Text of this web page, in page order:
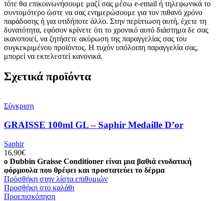
τότε θα επικοινωνήσουμε μαζί σας μέσω e-email ή τηλεφωνικά το
συντομότερο ώστε να σας ενημερώσουμε για τον πιθανό χρόνο
παράδοσης ή για οτιδήποτε άλλο. Στην περίπτωση αυτή, έχετε τη
δυνατότητα, εφόσον κρίνετε ότι το χρονικό αυτό διάστημα δε σας
ικανοποιεί, να ζητήσετε ακύρωση της παραγγελίας σας του
συγκεκριμένου προϊόντος. Η τυχόν υπόλοιπη παραγγελία σας,
μπορεί να εκτελεστεί κανονικά.
Σχετικά προϊόντα
Σύγκριση
GRAISSE 100ml GL – Saphir Medaille D’or
Saphir
16,90€
ο Dubbin Graisse Conditioner είναι μια βαθιά ενυδατική
φόρμουλα που θρέφει και προστατεύει το δέρμα
Πρόσθήκη στην λίστα επιθυμιών
Προσθήκη στο καλάθι
Προεπισκόπηση